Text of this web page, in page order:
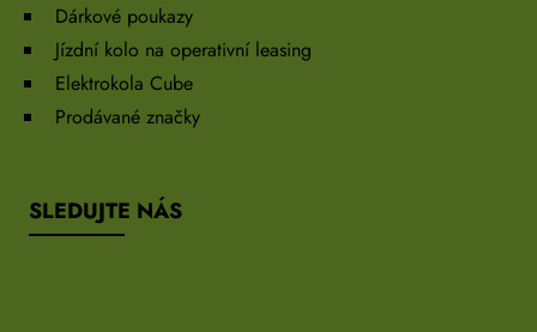
Dárkové poukazy
Jízdní kolo na operativní leasing
Elektrokola Cube
Prodávané značky
SLEDUJTE NÁS